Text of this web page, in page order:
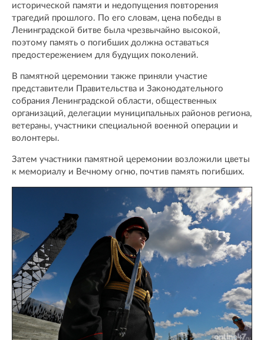
исторической памяти и недопущения повторения
трагедий прошлого. По его словам, цена победы в
Ленинградской битве была чрезвычайно высокой,
поэтому память о погибших должна оставаться
предостережением для будущих поколений.
В памятной церемонии также приняли участие
представители Правительства и Законодательного
собрания Ленинградской области, общественных
организаций, делегации муниципальных районов региона,
ветераны, участники специальной военной операции и
волонтеры.
Затем участники памятной церемонии возложили цветы
к мемориалу и Вечному огню, почтив память погибших.